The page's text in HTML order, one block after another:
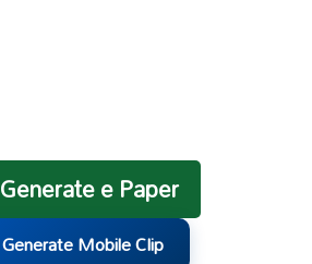
Generate e Paper
Generate Mobile Clip